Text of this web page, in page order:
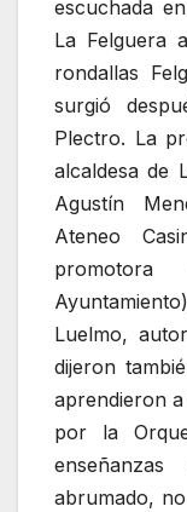
escuchada
La Felguera
rondallas
surgió
Plectro. La
alcaldesa de
Agustín
Ateneo
Luelmo,
dijeron
aprendieron
por la
abrumado,